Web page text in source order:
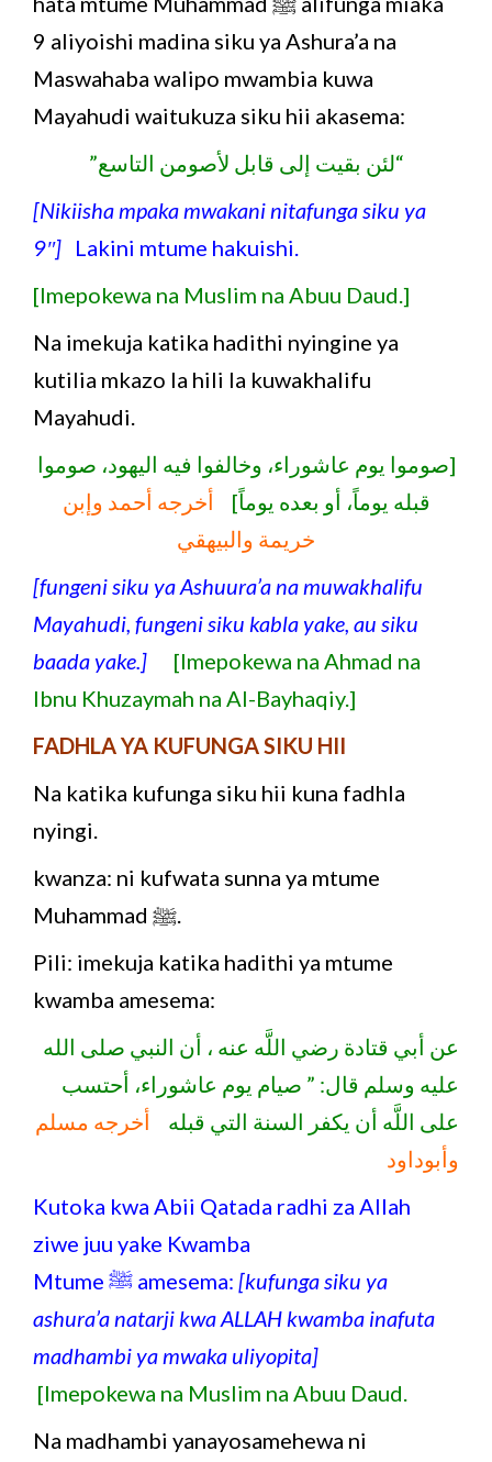
9 aliyoishi madina siku ya Ashura’a na
Maswahaba walipo mwambia kuwa
Mayahudi waitukuza siku hii akasema:
“لئن بقيت إلى قابل لأصومن التاسع”
[Nikiisha mpaka mwakani nitafunga siku ya
9″] Lakini mtume hakuishi.
[Imepokewa na Muslim na Abuu Daud.]
Na imekuja katika hadithi nyingine ya
kutilia mkazo la hili la kuwakhalifu
Mayahudi.
[صوموا يوم عاشوراء، وخالفوا فيه اليهود، صوموا
قبله يوماً، أو بعده يوماً] أخرجه أحمد وإبن
خريمة والبيهقي
[fungeni siku ya Ashuura’a na muwakhalifu
Mayahudi, fungeni siku kabla yake, au siku
baada yake.]
[Imepokewa na Ahmad na
Ibnu Khuzaymah na Al-Bayhaqiy.]
FADHLA YA KUFUNGA SIKU HII
Na katika kufunga siku hii kuna fadhla
nyingi.
kwanza: ni kufwata sunna ya mtume
Pili: imekuja katika hadithi ya mtume
kwamba amesema:
عن أبي قتادة رضي اللَّه عنه ، أن النبي صلى الله
عليه وسلم قال: ” صيام يوم عاشوراء، أحتسب
على اللَّه أن يكفر السنة التي قبله أخرجه مسلم
وأبوداود
Kutoka kwa Abii Qatada radhi za Allah
ziwe juu yake Kwamba
Mtume ﷺ amesema: [kufunga siku ya
ashura’a natarji kwa ALLAH kwamba inafuta
madhambi ya mwaka uliyopita]
[Imepokewa na Muslim na Abuu Daud.
Na madhambi yanayosamehewa ni